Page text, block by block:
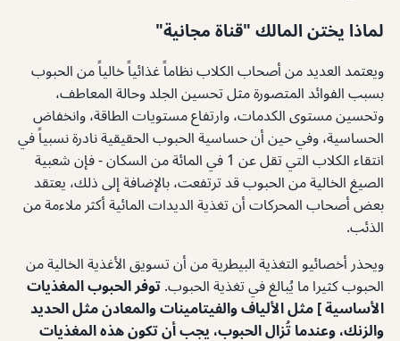
لماذا يختن المالك "قناة مجانية"
ويعتمد العديد من أصحاب الكلاب نظاماً غذائياً خالياً من الحبوب
بسبب الفوائد المتصورة مثل تحسين الجلد وحالة المعاطف،
وتحسين مستوى الكدمات، وارتفاع مستويات الطاقة، وانخفاض
الحساسية، وفي حين أن حساسية الحبوب الحقيقية نادرة نسبياً في
انتقاء الكلاب التي تقل عن 1 في المائة من السكان - فإن شعبية
الصيغ الخالية من الحبوب قد ترتفعت، بالإضافة إلى ذلك، يعتقد
بعض أصحاب المحركات أن تغذية الديدات المائية أكثر ملاءمة من
الذئب.
ويحذر أخصائيو التغذية البيطرية من أن تسويق الأغذية الخالية من
الحبوب كثيرا ما يُبالغ في تغذية الحبوب. توفر الحبوب المغذيات
الأساسية ] مثل الألياف والفيتامينات والمعادن مثل الحديد
والزنك، وعندما تُزال الحبوب، يجب أن تكون هذه المغذيات